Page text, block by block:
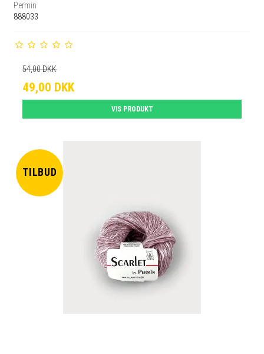
Permin
888033
54,00 DKK
49,00 DKK
VIS PRODUKT
TILBUD